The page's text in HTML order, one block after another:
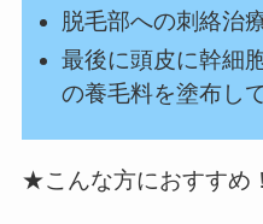
脱毛部への刺絡治療
最後に頭皮に幹細
の養毛料を塗布し
★こんな方におすすめ